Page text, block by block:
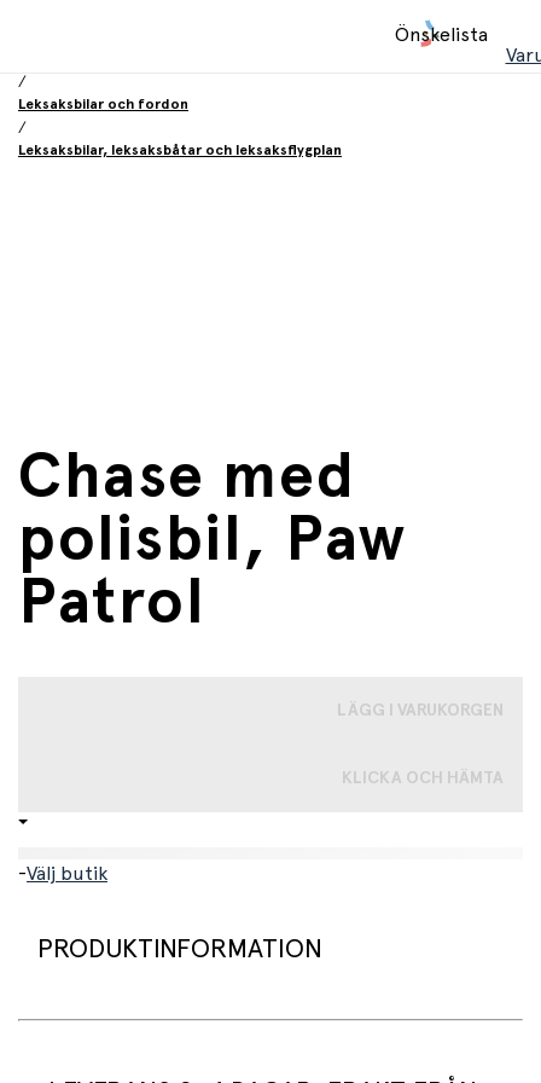
Önskelista
/
Leksaksbilar och fordon
/
Leksaksbilar, leksaksbåtar och leksaksflygplan
Chase med
polisbil, Paw
Patrol
LÄGG I VARUKORGEN
KLICKA OCH HÄMTA
-Välj butik
PRODUKTINFORMATION